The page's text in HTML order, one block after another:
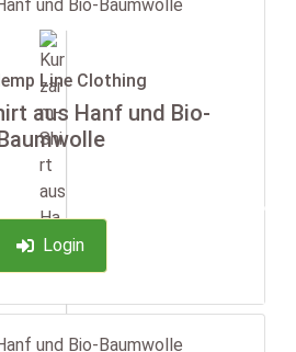
Line Clothing
aus Hanf und Bio-
Login
-35%